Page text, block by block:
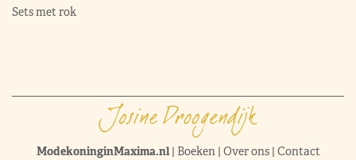
Sets met rok
ModekoninginMaxima.nl| Boeken| Over ons| Contact